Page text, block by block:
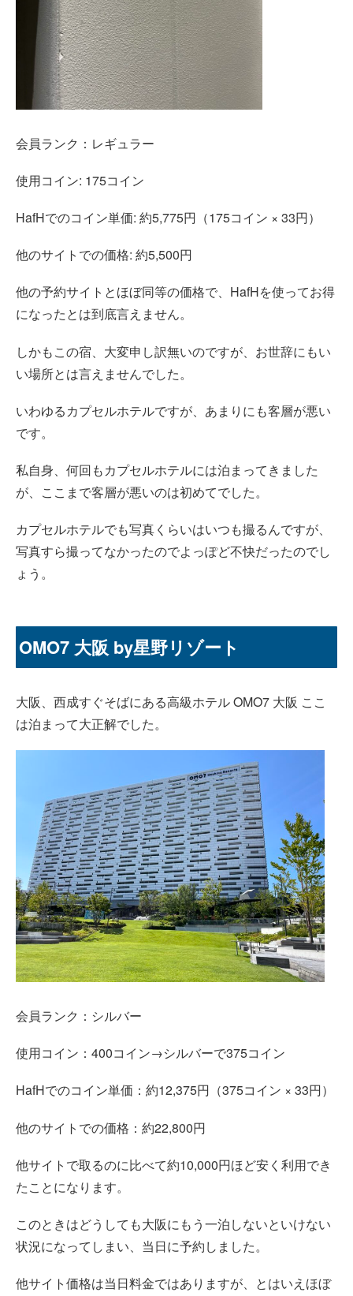
会員ランク：レギュラー
使用コイン: 175コイン
HafHでのコイン単価: 約5,775円（175コイン × 33円）
他のサイトでの価格: 約5,500円
他の予約サイトとほぼ同等の価格で、HafHを使ってお得
になったとは到底言えません。
しかもこの宿、大変申し訳無いのですが、お世辞にもい
い場所とは言えませんでした。
いわゆるカプセルホテルですが、あまりにも客層が悪い
です。
私自身、何回もカプセルホテルには泊まってきました
が、ここまで客層が悪いのは初めてでした。
カプセルホテルでも写真くらいはいつも撮るんですが、
写真すら撮ってなかったのでよっぽど不快だったのでし
ょう。
OMO7 大阪 by星野リゾート
大阪、西成すぐそばにある高級ホテル OMO7 大阪 ここ
は泊まって大正解でした。
会員ランク：シルバー
使用コイン：400コイン→シルバーで375コイン
HafHでのコイン単価：約12,375円（375コイン × 33円）
他のサイトでの価格：約22,800円
他サイトで取るのに比べて約10,000円ほど安く利用でき
たことになります。
このときはどうしても大阪にもう一泊しないといけない
状況になってしまい、当日に予約しました。
他サイト価格は当日料金ではありますが、とはいえほぼ